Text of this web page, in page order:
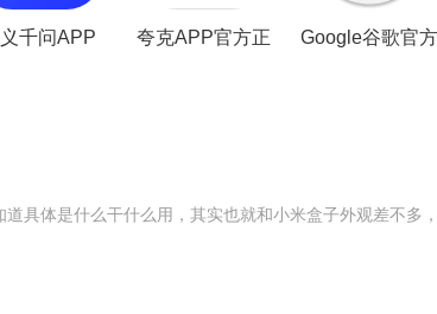
千问APP 夸克APP官方正 Google谷歌官方
具体是什么干什么用，其实也就和小米盒子外观差不多